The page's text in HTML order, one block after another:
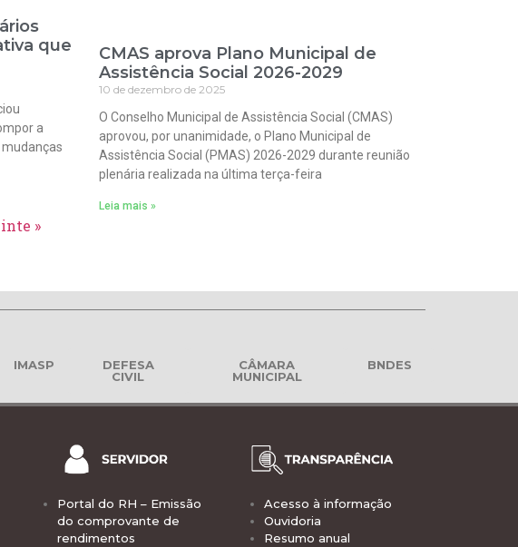
que
a
CMAS aprova Plano Municipal de
Assistência Social 2026-2029
10 de dezembro de 2025
O Conselho Municipal de Assistência Social (CMAS)
aprovou, por unanimidade, o Plano Municipal de
Assistência Social (PMAS) 2026-2029 durante reunião
plenária realizada na última terça-feira
Leia mais »
»
IMASP
DEFESA
CIVIL
CÂMARA
MUNICIPAL
BNDES
Portal do RH – Emissão
do comprovante de
rendimentos
Acesso à informação
Ouvidoria
Resumo anual